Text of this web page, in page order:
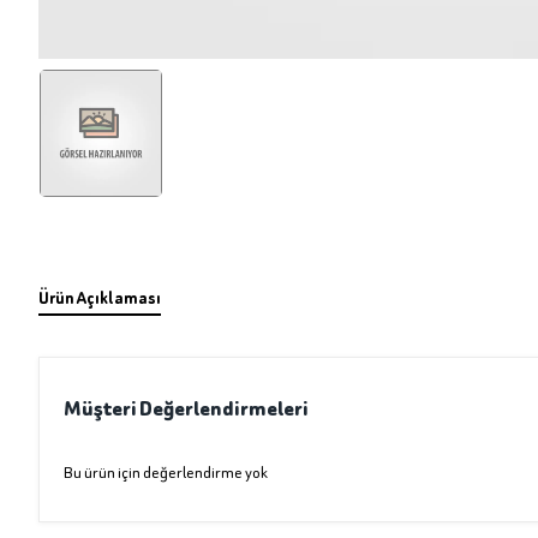
Ürün Açıklaması
Müşteri Değerlendirmeleri
Bu ürün için değerlendirme yok